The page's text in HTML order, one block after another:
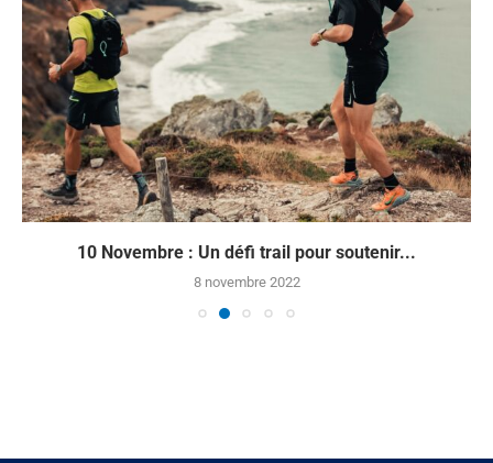
10 Novembre : Un défi trail pour soutenir...
8 novembre 2022